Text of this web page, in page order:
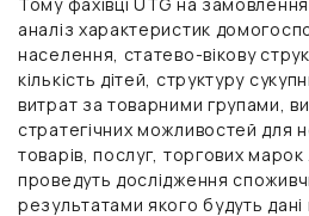
аналіз характеристик
населення, статево-вікову
кількість дітей, структуру
витрат за товарними групами,
стратегічних можливостей для
товарів, послуг, торгових
проведуть дослідження
результатами якого будуть дані